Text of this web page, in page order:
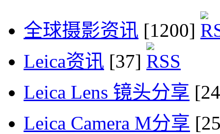
全球摄影资讯 [1200]
Leica资讯 [37]
Leica Lens 镜头分享
Leica Camera M分享